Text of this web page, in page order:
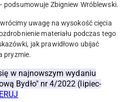
podsumowuje Zbigniew Wróblewski.
uwagę na wysokość cięcia
materiału podczas tego
jak prawidłowo ubijać
pryzmie.
w najnowszym wydaniu
Bydło" nr 4/2022 (lipiec-